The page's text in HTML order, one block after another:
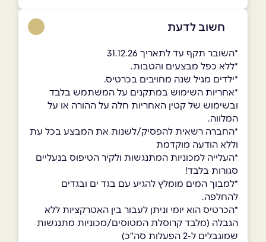
חשוב לדעת
*השובר תקף עד לתאריך 31.12.26
*ללא כפל מבצעים והטבות.
*ילדים מגיל שנה מחויבים בכרטיס.
*אחריות השימוש במתקנים על המשתמש בלבד
ובשימוש של קטין האחריות חלה על ההורה או על
המלווה.
*החברה רשאית להפסיק/לשנות את המבצע בכל עת
וללא הודעה מוקדמת
*העלייה למכוניות המתנגשות ולקיר הטיפוס בנעליים
סגורות בלבד!
*למבוך המים מומלץ להגיע עם בגד ים ובגדים
להחלפה.
*הכרטיס הוא יומי וניתן לעבור בין האטרקציות ללא
הגבלה (מלבד קרוסלת המטוסים/מכוניות מתנגשות
שמוגבלים ל-2 הפעלות סה"כ)